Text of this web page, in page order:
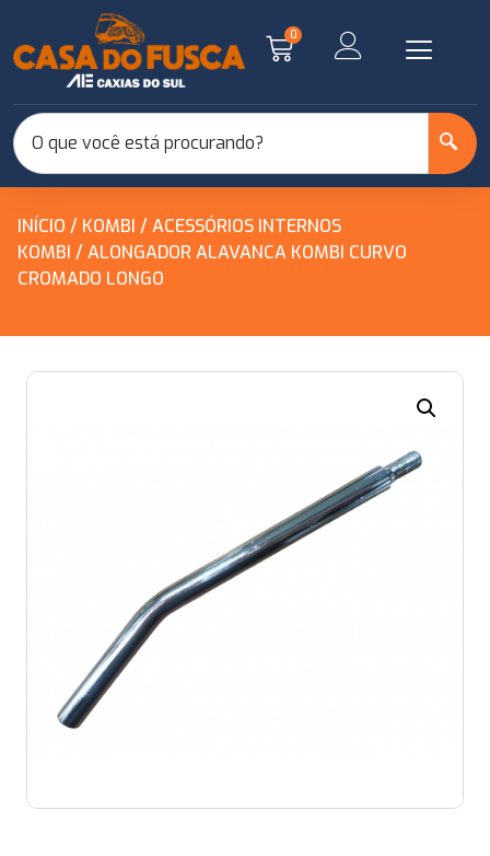
0
INÍCIO / KOMBI /ACESSÓRIOS INTERNOS
KOMBI / ALONGADOR ALAVANCA KOMBI CURVO
CROMADO LONGO